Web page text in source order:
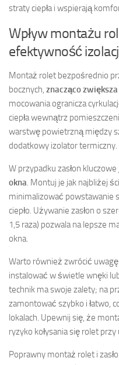
straty ciepła i wspierają
Wpływ montażu
efektywność
Montaż rolet bezpośrednio
bocznych, znacząco
mocowania ogranicza
ciepła wewnątrz
warstwę powietrzną między
dodatkowy izolator termiczny.
W przypadku zasłon
okna . Montuj je jak najbliżej
minimalizować powstawanie
ciepło. Używanie zasłon o
1,5 raza) pozwala na lepsze
okna.
Warto również zwrócić
instalować w świetle wnęki
technik ma swoje zalety; na
zamontować szybko i łatwo,
lokalach. Upewnij się, że
ryzyko kołysania się rolet przy
Poprawny montaż rolet i